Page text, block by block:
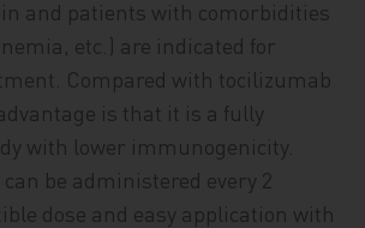
and patients with comorbidities
etc.) are indicated for
Compared with tocilizumab
is that it is a fully
with lower immunogenicity.
be administered every 2
dose and easy application with